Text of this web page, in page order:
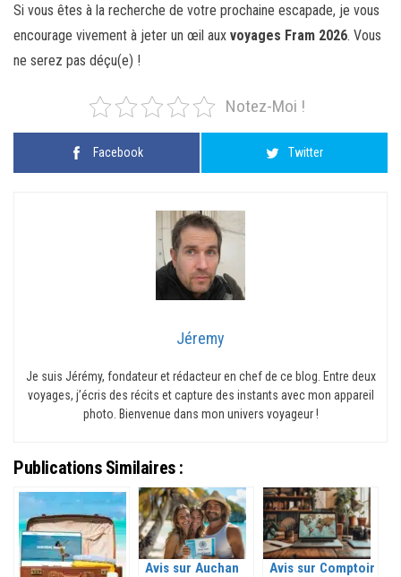
Si vous êtes à la recherche de votre prochaine escapade, je vous
encourage vivement à jeter un œil aux voyages Fram 2026. Vous
ne serez pas déçu(e) !
Notez-Moi !
Facebook Twitter
Jéremy
Je suis Jérémy, fondateur et rédacteur en chef de ce blog. Entre deux
voyages, j’écris des récits et capture des instants avec mon appareil
photo. Bienvenue dans mon univers voyageur !
Publications Similaires :
Avis sur Auchan
Avis sur Comptoir